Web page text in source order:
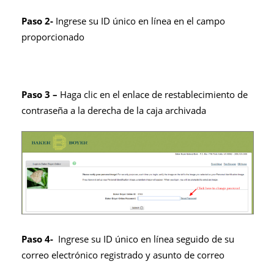
Paso 2- Ingrese su ID único en línea en el campo
proporcionado
Paso 3 – Haga clic en el enlace de restablecimiento de
contraseña a la derecha de la caja archivada
Paso 4- Ingrese su ID único en línea seguido de su
correo electrónico registrado y asunto de correo